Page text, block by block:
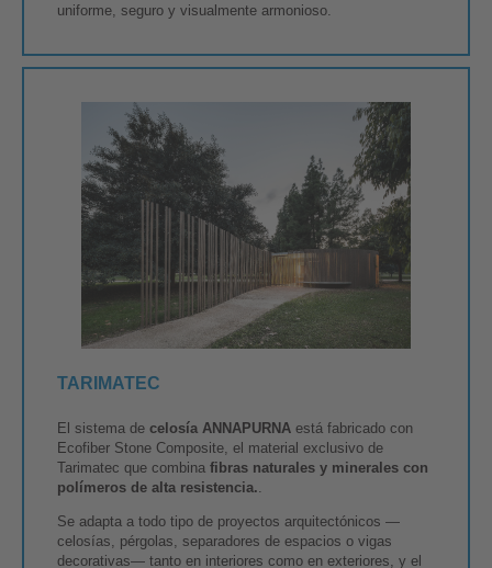
uniforme, seguro y visualmente armonioso.
TARIMATEC
El sistema de celosía ANNAPURNA está fabricado con
Ecofiber Stone Composite, el material exclusivo de
Tarimatec que combina fibras naturales y minerales con
polímeros de alta resistencia.
Se adapta a todo tipo de proyectos arquitectónicos —
celosías, pérgolas, separadores de espacios o vigas
decorativas— tanto en interiores como en exteriores, y el